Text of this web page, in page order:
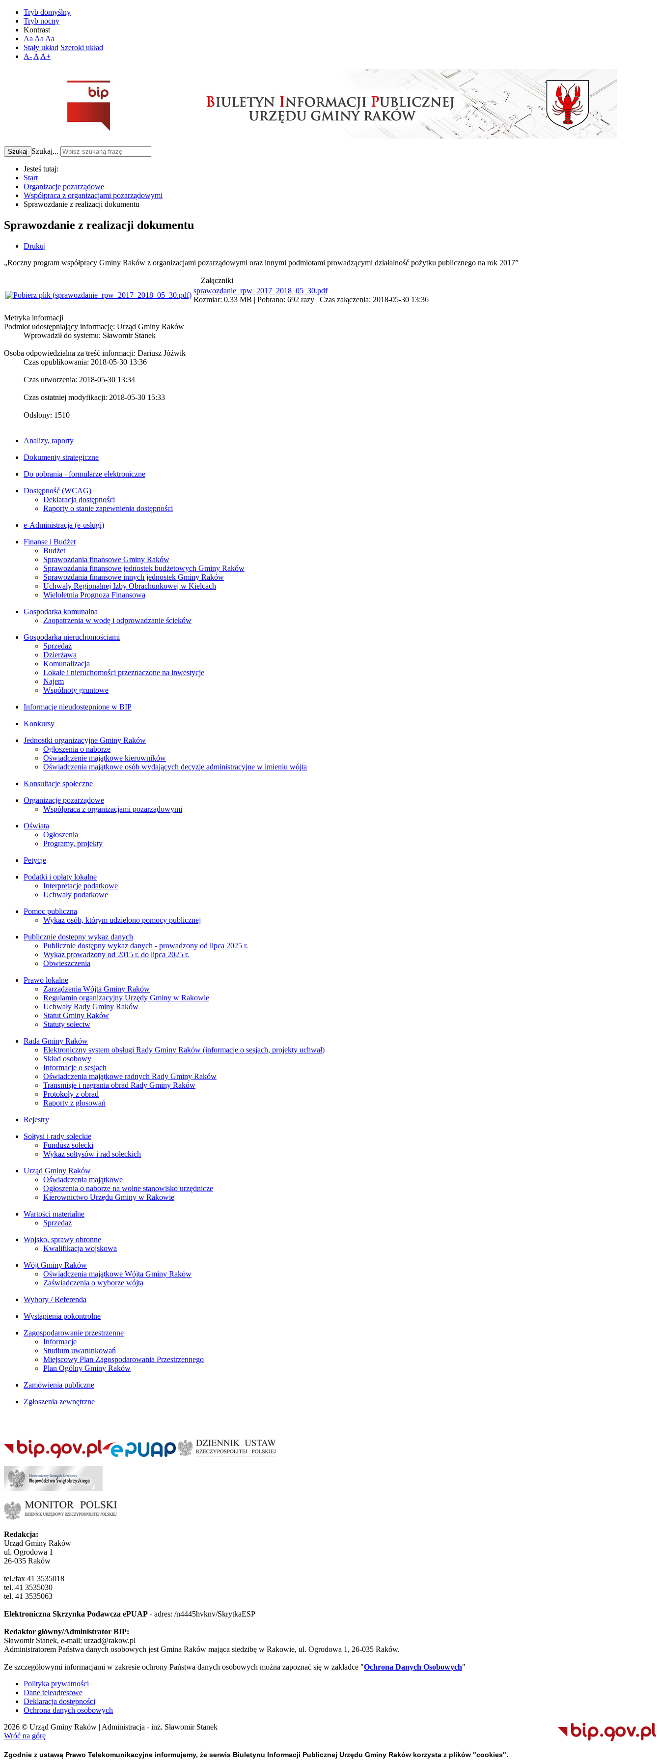
Tryb domyślny
Tryb nocny
Kontrast
Aa Aa Aa
Stały układ Szeroki układ
A- A A+
Szukaj Szukaj...
Jesteś tutaj:
Start
Organizacje pozarządowe
Współpraca z organizacjami pozarządowymi
Sprawozdanie z realizacji dokumentu
Sprawozdanie z realizacji dokumentu
Drukuj
„Roczny program współpracy Gminy Raków z organizacjami pozarządowymi oraz innymi podmiotami prowadzącymi działalność pożytku publicznego na rok 2017”
Załączniki
sprawozdanie_rpw_2017_2018_05_30.pdf
Rozmiar: 0.33 MB | Pobrano: 692 razy | Czas załączenia: 2018-05-30 13:36
Metryka informacji
Podmiot udostępniający informację: Urząd Gminy Raków
Wprowadził do systemu: Sławomir Stanek
Osoba odpowiedzialna za treść informacji: Dariusz Jóźwik
Czas opublikowania: 2018-05-30 13:36
Czas utworzenia: 2018-05-30 13:34
Czas ostatniej modyfikacji: 2018-05-30 15:33
Odsłony: 1510
Analizy, raporty
Dokumenty strategiczne
Do pobrania - formularze elektroniczne
Dostępność (WCAG)
Deklaracja dostępności
Raporty o stanie zapewnienia dostępności
e-Administracja (e-usługi)
Finanse i Budżet
Budżet
Sprawozdania finansowe Gminy Raków
Sprawozdania finansowe jednostek budżetowych Gminy Raków
Sprawozdania finansowe innych jednostek Gminy Raków
Uchwały Regionalnej Izby Obrachunkowej w Kielcach
Wieloletnia Prognoza Finansowa
Gospodarka komunalna
Zaopatrzenia w wodę i odprowadzanie ścieków
Gospodarka nieruchomościami
Sprzedaż
Dzierżawa
Komunalizacja
Lokale i nieruchomości przeznaczone na inwestycje
Najem
Wspólnoty gruntowe
Informacje nieudostępnione w BIP
Konkursy
Jednostki organizacyjne Gminy Raków
Ogłoszenia o naborze
Oświadczenie majątkowe kierowników
Oświadczenia majątkowe osób wydających decyzje administracyjne w imieniu wójta
Konsultacje społeczne
Organizacje pozarządowe
Współpraca z organizacjami pozarządowymi
Oświata
Ogłoszenia
Programy, projekty
Petycje
Podatki i opłaty lokalne
Interpretacje podatkowe
Uchwały podatkowe
Pomoc publiczna
Wykaz osób, którym udzielono pomocy publicznej
Publicznie dostępny wykaz danych
Publicznie dostępny wykaz danych - prowadzony od lipca 2025 r.
Wykaz prowadzony od 2015 r. do lipca 2025 r.
Obwieszczenia
Prawo lokalne
Zarządzenia Wójta Gminy Raków
Regulamin organizacyjny Urzędy Gminy w Rakowie
Uchwały Rady Gminy Raków
Statut Gminy Raków
Statuty sołectw
Rada Gminy Raków
Elektroniczny system obsługi Rady Gminy Raków (informacje o sesjach, projekty uchwał)
Skład osobowy
Informacje o sesjach
Oświadczenia majątkowe radnych Rady Gminy Raków
Transmisje i nagrania obrad Rady Gminy Raków
Protokoły z obrad
Raporty z głosowań
Rejestry
Sołtysi i rady sołeckie
Fundusz sołecki
Wykaz sołtysów i rad sołeckich
Urząd Gminy Raków
Oświadczenia majątkowe
Ogłoszenia o naborze na wolne stanowisko urzędnicze
Kierownictwo Urzędu Gminy w Rakowie
Wartości materialne
Sprzedaż
Wojsko, sprawy obronne
Kwalifikacja wojskowa
Wójt Gminy Raków
Oświadczenia majątkowe Wójta Gminy Raków
Zaświadczenia o wyborze wójta
Wybory / Referenda
Wystąpienia pokontrolne
Zagospodarowanie przestrzenne
Informacje
Studium uwarunkowań
Miejscowy Plan Zagospodarowania Przestrzennego
Plan Ogólny Gminy Raków
Zamówienia publiczne
Zgłoszenia zewnętrzne
Redakcja:
Urząd Gminy Raków
ul. Ogrodowa 1
26-035 Raków
tel./fax 41 3535018
tel. 41 3535030
tel. 41 3535063
Elektroniczna Skrzynka Podawcza ePUAP - adres: /n4445hvknv/SkrytkaESP
Redaktor główny/Administrator BIP:
Sławomir Stanek, e-mail: urzad@rakow.pl
Administratorem Państwa danych osobowych jest Gmina Raków mająca siedzibę w Rakowie, ul. Ogrodowa 1, 26-035 Raków.
Ze szczegółowymi informacjami w zakresie ochrony Państwa danych osobowych można zapoznać się w zakładce "Ochrona Danych Osobowych"
Polityka prywatności
Dane teleadresowe
Deklaracja dostępności
Ochrona danych osobowych
2026 © Urząd Gminy Raków | Administracja - inż. Sławomir Stanek
Wróć na górę
Zgodnie z ustawą Prawo Telekomunikacyjne informujemy, że serwis Biuletynu Informacji Publicznej Urzędu Gminy Raków korzysta z plików "cookies".